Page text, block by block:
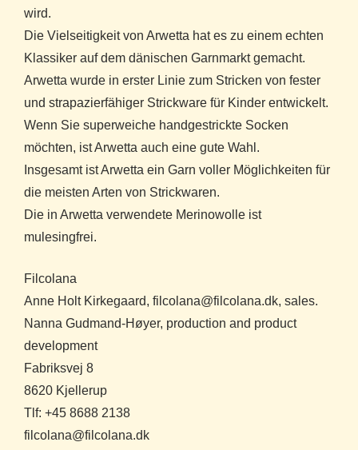
wird.
Die Vielseitigkeit von Arwetta hat es zu einem echten
Klassiker auf dem dänischen Garnmarkt gemacht.
Arwetta wurde in erster Linie zum Stricken von fester
und strapazierfähiger Strickware für Kinder entwickelt.
Wenn Sie superweiche handgestrickte Socken
möchten, ist Arwetta auch eine gute Wahl.
Insgesamt ist Arwetta ein Garn voller Möglichkeiten für
die meisten Arten von Strickwaren.
Die in Arwetta verwendete Merinowolle ist
mulesingfrei.
Filcolana
Anne Holt Kirkegaard, filcolana@filcolana.dk, sales.
Nanna Gudmand-Høyer, production and product
development
Fabriksvej 8
8620 Kjellerup
Tlf: +45 8688 2138
filcolana@filcolana.dk